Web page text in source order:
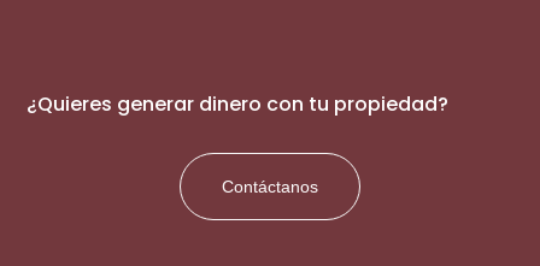
¿Quieres generar dinero con tu propiedad?
Contáctanos